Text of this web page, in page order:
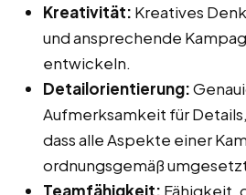
Kreativität: Kreatives
und ansprechende
entwickeln.
Detailorientierung:
Aufmerksamkeit für
dass alle Aspekte einer
ordnungsgemäß
Teamfähigkeit: Fähigkeit,